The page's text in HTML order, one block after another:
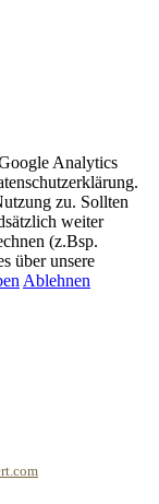
Analytics
zu. Sollten
weiter
(z.Bsp.
über unsere
Ablehnen